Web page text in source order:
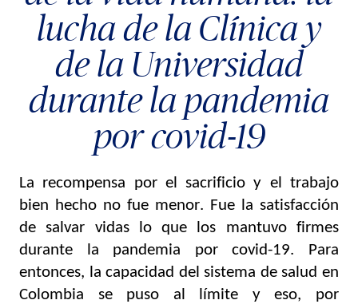
lucha de la Clínica y
de la Universidad
durante la pandemia
por covid-19
La recompensa por el sacrificio y el trabajo
bien hecho no fue menor. Fue la satisfacción
de salvar vidas lo que los mantuvo firmes
durante la pandemia por covid-19. Para
entonces, la capacidad del sistema de salud en
Colombia se puso al límite y eso, por